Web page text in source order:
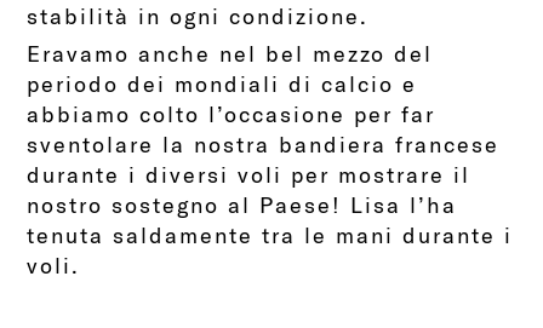
stabilità in ogni condizione.
Eravamo anche nel bel mezzo del
periodo dei mondiali di calcio e
abbiamo colto l’occasione per far
sventolare la nostra bandiera francese
durante i diversi voli per mostrare il
nostro sostegno al Paese! Lisa l’ha
tenuta saldamente tra le mani durante i
voli.